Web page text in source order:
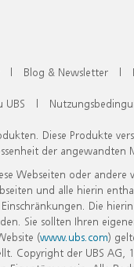
| Blog & Newsletter |
UBS |
Diese Produkte
der angewandten
oder andere
und alle hierin
Die
Sie sollten Ihren
(www.ubs.com)
der UBS AG,